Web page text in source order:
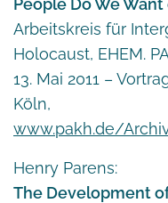
Arbeitskreis für
Holocaust, EHEM.
13. Mai 2011 –
Köln,
www.pakh.de/
Henry Parens:
The Development